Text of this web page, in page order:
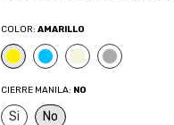
COLOR:AMARILLO
CIERRE MANILA: NO
Si No